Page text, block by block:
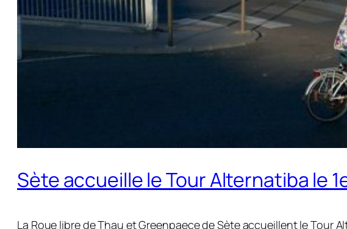
Sète accueille le Tour Alternatiba le
La Roue libre de Thau et Greenpaece de Sète accueillent le Tour